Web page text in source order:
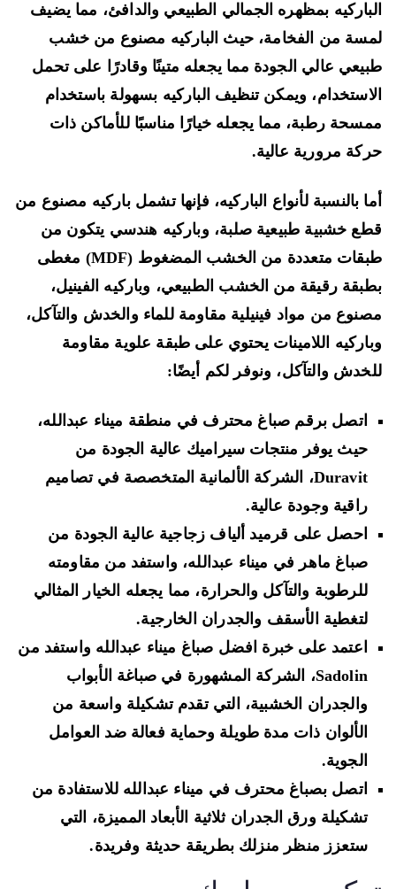
بمظهره الجمالي الطبيعي والدافئ، مما يضيف
من الفخامة، حيث الباركيه مصنوع من خشب
عالي الجودة مما يجعله متينًا وقادرًا على تحمل
ويمكن تنظيف الباركيه بسهولة باستخدام
رطبة، مما يجعله خيارًا مناسبًا للأماكن ذات
مرورية عالية.
بالنسبة لأنواع الباركيه، فإنها تشمل باركيه مصنوع من
خشبية طبيعية صلبة، وباركيه هندسي يتكون من
طبقات متعددة من الخشب المضغوط (MDF) مغطى
رقيقة من الخشب الطبيعي، وباركيه الفينيل،
من مواد فينيلية مقاومة للماء والخدش والتآكل،
اللامينات يحتوي على طبقة علوية مقاومة
والتآكل، ونوفر لكم أيضًا:
اتصل برقم صباغ محترف في منطقة ميناء عبدالله،
حيث يوفر منتجات سيراميك عالية الجودة من
Duravit، الشركة الألمانية المتخصصة في تصاميم
راقية وجودة عالية.
احصل على قرميد ألياف زجاجية عالية الجودة من
صباغ ماهر في ميناء عبدالله، واستفد من مقاومته
للرطوبة والتآكل والحرارة، مما يجعله الخيار المثالي
لتغطية الأسقف والجدران الخارجية.
اعتمد على خبرة افضل صباغ ميناء عبدالله واستفد من
Sadolin، الشركة المشهورة في صباغة الأبواب
والجدران الخشبية، التي تقدم تشكيلة واسعة من
الألوان ذات مدة طويلة وحماية فعالة ضد العوامل
الجوية.
اتصل بصباغ محترف في ميناء عبدالله للاستفادة من
تشكيلة ورق الجدران ثلاثية الأبعاد المميزة، التي
ستعزز منظر منزلك بطريقة حديثة وفريدة.